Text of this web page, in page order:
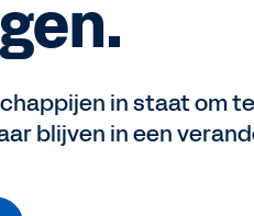
in staat om
blijven in een